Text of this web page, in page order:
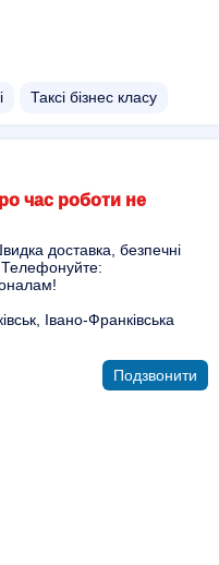
Таксі бізнес класу
час роботи не
доставка, безпечні
Телефонуйте:
Івано-Франківська
Подзвонити